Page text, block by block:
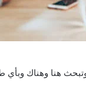
هنا وهناك وبأي